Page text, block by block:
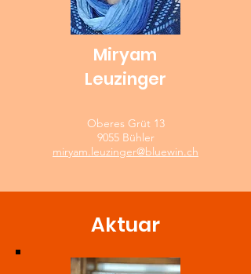
Miryam
Leuzinger
Oberes Grüt 13
9055 Bühler
miryam.leuzinger@bluewin.ch
Aktuar